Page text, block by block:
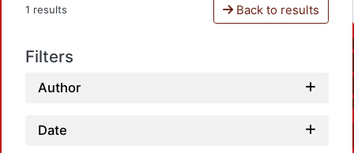
1 results Back to results
Filters
Author
Date